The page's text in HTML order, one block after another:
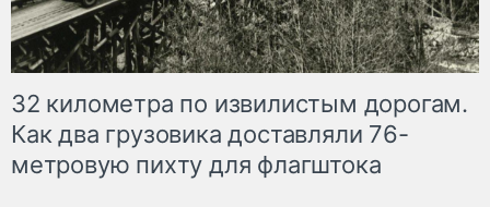
32 километра по извилистым дорогам.
Как два грузовика доставляли 76-
метровую пихту для флагштока